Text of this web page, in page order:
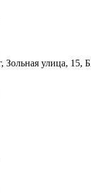
Зольная улица, 15,